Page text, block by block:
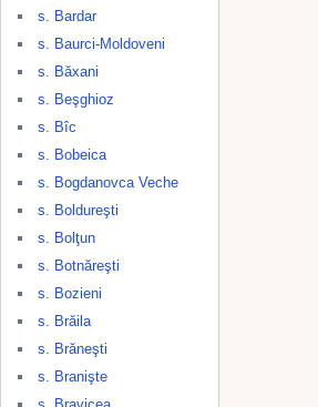
s. Bardar
s. Baurci-Moldoveni
s. Băxani
s. Beşghioz
s. Bîc
s. Bobeica
s. Bogdanovca Veche
s. Boldureşti
s. Bolţun
s. Botnăreşti
s. Bozieni
s. Brăila
s. Brăneşti
s. Branişte